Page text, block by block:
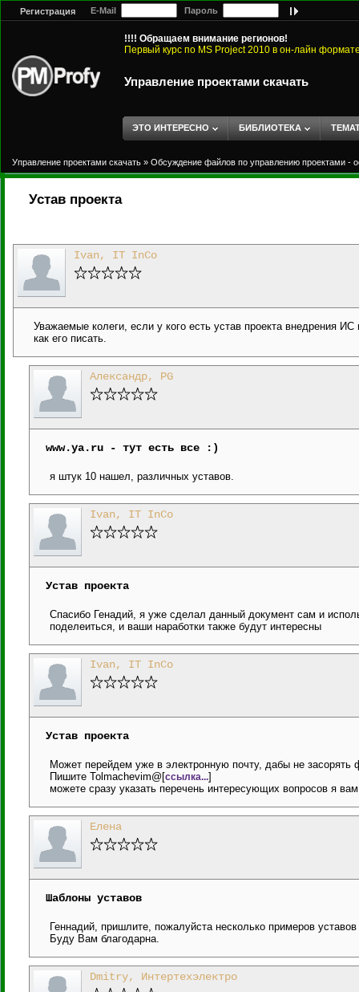
Регистрация E-Mail Пароль
!!!! Обращаем внимание регионов!
Первый курс по MS Project 2010 в он-лайн
Управление проектами скачать
ЭТО ИНТЕРЕСНО БИБЛИОТЕКА
Управление проектами скачать » Обсуждение файлов по управлению проектами -
Устав проекта
Ivan, IT InCo
Уважаемые колеги, если у кого есть устав проекта внедрения
как его писать.
Александр, PG
www.ya.ru - тут есть все :)
я штук 10 нашел, различных уставов.
Ivan, IT InCo
Устав проекта
Спасибо Генадий, я уже сделал данный документ сам и
поделеиться, и ваши наработки также будут интересны
Ivan, IT InCo
Устав проекта
Может перейдем уже в электронную почту, дабы не засорять
Пишите Tolmachevim@[ссылка...]
можете сразу указать перечень интересующих вопросов я
Елена
Шаблоны уставов
Геннадий, пришлите, пожалуйста несколько примеров
Буду Вам благодарна.
Dmitry, Интертехэлектро